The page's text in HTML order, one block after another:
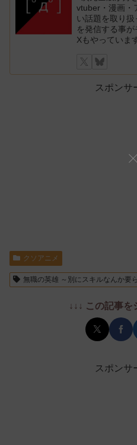
vtuber・漫画・
い話題を取り
を発信する事が
Xもやっていま
スポンサ
クソアニメ
無職の英雄 ～別にスキルなんか要
↓↓↓ この記事を
スポンサ